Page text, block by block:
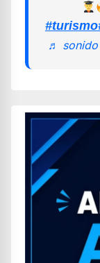
#turismo
♬ sonido